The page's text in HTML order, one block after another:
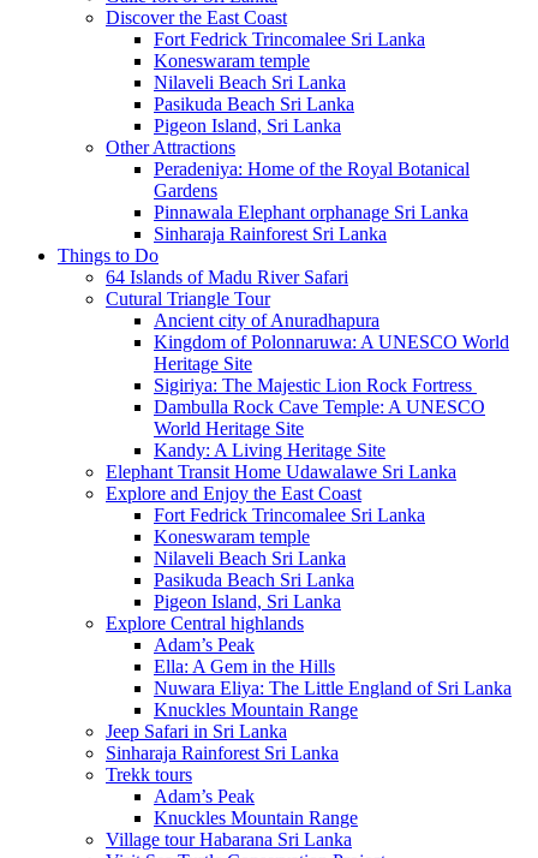
Discover the East Coast
Fort Fedrick Trincomalee Sri Lanka
Koneswaram temple
Nilaveli Beach Sri Lanka
Pasikuda Beach Sri Lanka
Pigeon Island, Sri Lanka
Other Attractions
Peradeniya: Home of the Royal Botanical
Gardens
Pinnawala Elephant orphanage Sri Lanka
Sinharaja Rainforest Sri Lanka
Things to Do
64 Islands of Madu River Safari
Cutural Triangle Tour
Ancient city of Anuradhapura
Kingdom of Polonnaruwa: A UNESCO World
Heritage Site
Sigiriya: The Majestic Lion Rock Fortress
Dambulla Rock Cave Temple: A UNESCO
World Heritage Site
Kandy: A Living Heritage Site
Elephant Transit Home Udawalawe Sri Lanka
Explore and Enjoy the East Coast
Fort Fedrick Trincomalee Sri Lanka
Koneswaram temple
Nilaveli Beach Sri Lanka
Pasikuda Beach Sri Lanka
Pigeon Island, Sri Lanka
Explore Central highlands
Adam’s Peak
Ella: A Gem in the Hills
Nuwara Eliya: The Little England of Sri Lanka
Knuckles Mountain Range
Jeep Safari in Sri Lanka
Sinharaja Rainforest Sri Lanka
Trekk tours
Adam’s Peak
Knuckles Mountain Range
Village tour Habarana Sri Lanka